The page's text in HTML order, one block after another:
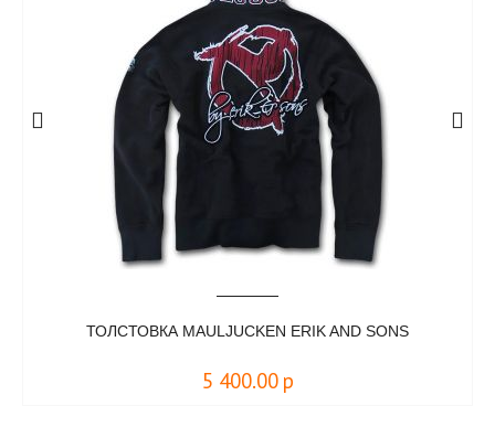
ТОЛСТОВКА MAULJUCKEN ERIK AND SONS
5 400.00 р